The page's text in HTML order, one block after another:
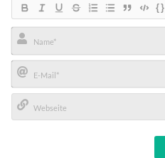
{}
Name*
E-
Mail*